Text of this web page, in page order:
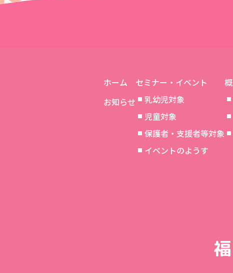
ホーム
お知らせ
セミナー・イベント
乳幼児対象
児童対象
保護者・支援者等対象
イベントのようす